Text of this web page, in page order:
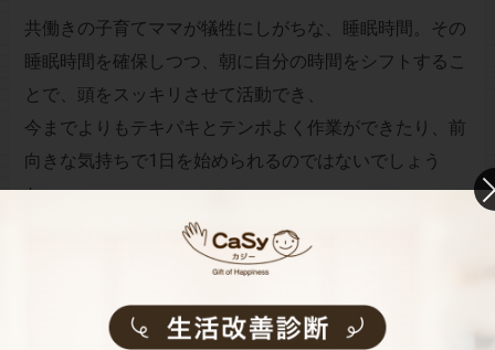
共働きの子育てママが犠牲にしがちな、睡眠時間。その
睡眠時間を確保しつつ、朝に自分の時間をシフトするこ
とで、頭をスッキリさせて活動でき、
今までよりもテキパキとテンポよく作業ができたり、前
向きな気持ちで1日を始められるのではないでしょう
か。
忙しい毎日の中ですが、睡眠時間と自分時間はなるべく
削らずに、オンオフを上手に切り替えて生活していきた